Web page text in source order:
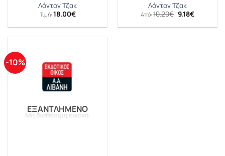
Λόντον Τζακ
Τιμή: 18.00€
Λόντον Τζακ
Από:10.20€ Original
price
was:
9.18€Η
τιμή
-10%
ΕΞΑΝΤΛΗΜΈΝΟ